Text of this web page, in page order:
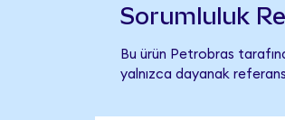
Sorumluluk
Bu ürün Petrobras
yalnızca dayanak referans